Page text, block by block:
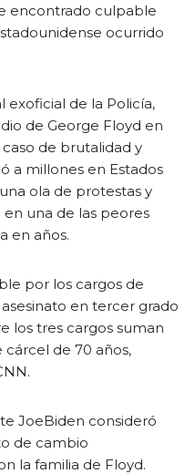
encontrado culpable
ocurrido
exoficial de la Policía,
de George Floyd en
de brutalidad y
a millones en Estados
ola de protestas y
una de las peores
en años.
por los cargos de
en tercer grado
los tres cargos suman
de 70 años,
JoeBiden consideró
de cambio
la familia de Floyd.